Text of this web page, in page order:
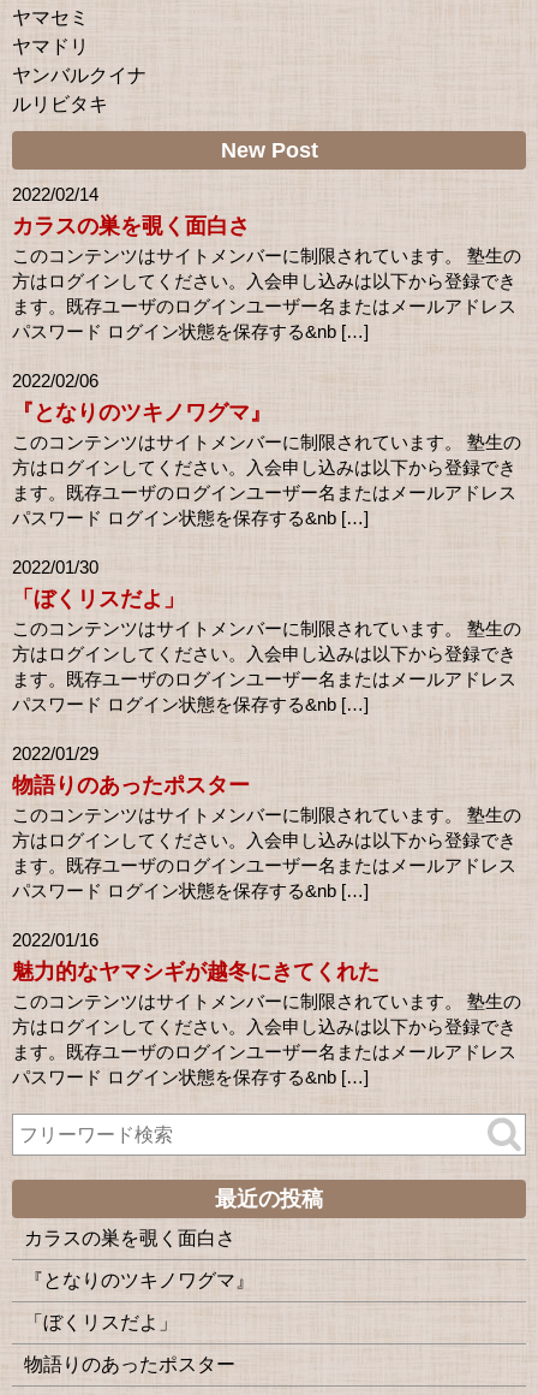
ヤマセミ
ヤマドリ
ヤンバルクイナ
ルリビタキ
New Post
2022/02/14
カラスの巣を覗く面白さ
このコンテンツはサイトメンバーに制限されています。 塾生の
方はログインしてください。入会申し込みは以下から登録でき
ます。既存ユーザのログインユーザー名またはメールアドレス
パスワード ログイン状態を保存する&nb […]
2022/02/06
『となりのツキノワグマ』
このコンテンツはサイトメンバーに制限されています。 塾生の
方はログインしてください。入会申し込みは以下から登録でき
ます。既存ユーザのログインユーザー名またはメールアドレス
パスワード ログイン状態を保存する&nb […]
2022/01/30
「ぼくリスだよ」
このコンテンツはサイトメンバーに制限されています。 塾生の
方はログインしてください。入会申し込みは以下から登録でき
ます。既存ユーザのログインユーザー名またはメールアドレス
パスワード ログイン状態を保存する&nb […]
2022/01/29
物語りのあったポスター
このコンテンツはサイトメンバーに制限されています。 塾生の
方はログインしてください。入会申し込みは以下から登録でき
ます。既存ユーザのログインユーザー名またはメールアドレス
パスワード ログイン状態を保存する&nb […]
2022/01/16
魅力的なヤマシギが越冬にきてくれた
このコンテンツはサイトメンバーに制限されています。 塾生の
方はログインしてください。入会申し込みは以下から登録でき
ます。既存ユーザのログインユーザー名またはメールアドレス
パスワード ログイン状態を保存する&nb […]
最近の投稿
カラスの巣を覗く面白さ
『となりのツキノワグマ』
「ぼくリスだよ」
物語りのあったポスター